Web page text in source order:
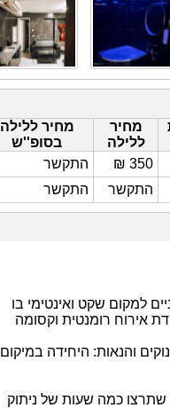
מחיר
ללילה
מחיר ללילה
בסופ''ש
350 ₪
התקשר
התקשר התקשר
למקום שקט ואינטימי בו
אירוח רומנטית וקסומה
והנאות: היחידה במיקום
שתרצו כמה שעות של ניתוק